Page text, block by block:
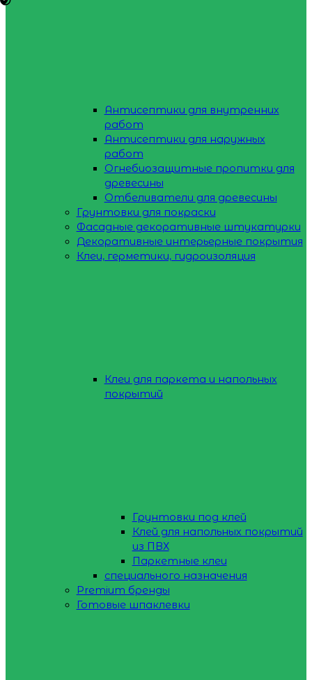
Антисептики для внутренних
работ
Антисептики для наружных
работ
Огнебиозащитные пропитки для
древесины
Отбеливатели для древесины
Грунтовки для покраски
Фасадные декоративные штукатурки
Декоративные интерьерные покрытия
Клеи, герметики, гидроизоляция
Клеи для паркета и напольных
покрытий
Грунтовки под клей
Клей для напольных покрытий
из ПВХ
Паркетные клеи
специального назначения
Premium бренды
Готовые шпаклевки